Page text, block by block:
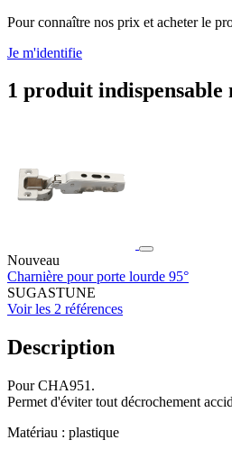
Pour connaître nos prix et acheter le
Je m'identifie
1 produit indispensable
Nouveau
Charnière pour porte lourde 95°
SUGASTUNE
Voir les 2 références
Description
Pour CHA951.
Permet d'éviter tout décrochement
Matériau : plastique